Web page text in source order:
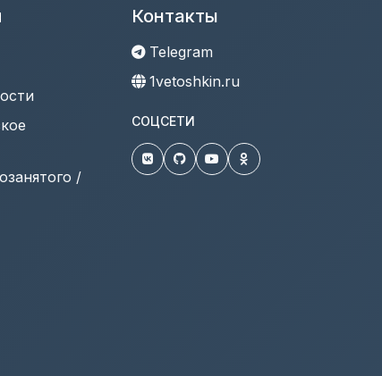
/
Контакты
Telegram
1vetoshkin.ru
СОЦСЕТИ